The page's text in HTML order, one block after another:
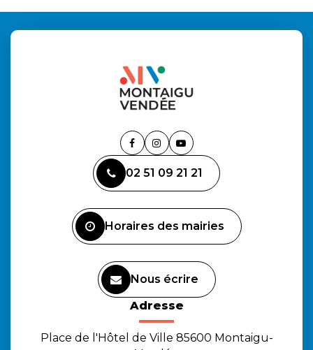
Lien
le
compte
Lien
le
compte
Lien
la
chaîne
02 51 09 21 21
Horaires des mairies
Nous écrire
Adresse
Place de l'Hôtel de Ville 85600 Montaigu-